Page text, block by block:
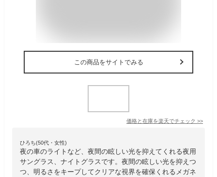
この商品をサイトでみる
価格と在庫を楽天でチェック >>
ひろち(50代・女性)
夜の車のライトなど、夜間の眩しい光を抑えてくれる夜用
サングラス、ナイトグラスです。夜間の眩しい光を抑えつ
つ、明るさをキープしてクリアな視界を確保くれるメガネ